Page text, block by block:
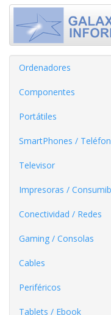
Ordenadores
Componentes
Portátiles
SmartPhones /
Televisor
Impresoras /
Conectividad / Redes
Gaming / Consolas
Cables
Periféricos
Tablets / Ebook